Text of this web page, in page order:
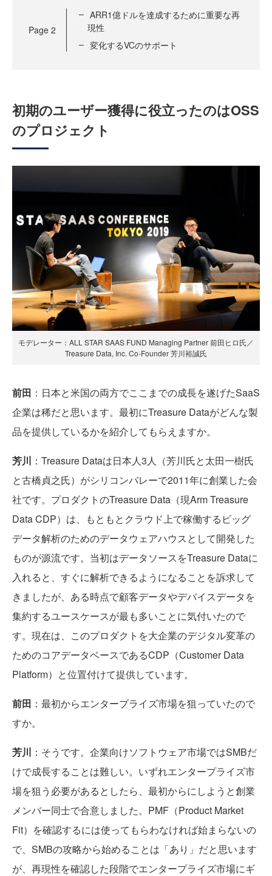
Page 2
ARR1億ドルを達成するために重要な再
現性
変化するVCのサポート
初期のユーザー獲得に役立ったのはOSS
のプロジェクト
モデレーター：ALL STAR SAAS FUND Managing Partner 前田ヒロ氏／
Treasure Data, Inc. Co-Founder 芳川裕誠氏
前田 ：日本と米国の両方でここまでの成長を遂げたSaaS
企業は稀だと思います。最初にTreasure Dataがどんな製
品を提供しているかを紹介してもらえますか。
芳川 ：Treasure Dataは日本人3人（芳川氏と太田一樹氏
と古橋貞之氏）がシリコンバレーで2011年に創業した会
社です。プロダクトのTreasure Data（現Arm Treasure
Data CDP）は、もともとクラウド上で稼働するビッグ
データ解析のためのデータウェアハウスとして開発した
ものが源流です。当初はデータソースをTreasure Dataに
入れると、すぐに解析できるようになることを訴求して
きましたが、ある時点で顧客データやデバイスデータを
集約するユースケースが最も多いことに気付いたので
す。現在は、このプロダクトを大企業のデジタル変革の
ためのコアデータベースであるCDP（Customer Data
Platform）と位置付けて提供しています。
前田 ：最初からエンタープライズ市場を狙っていたので
すか。
芳川 ：そうです。企業向けソフトウェア市場ではSMBだ
けで成長することは難しい。いずれエンタープライズ市
場を狙う必要があるとしたら、最初からにしようと創業
メンバー同士で合意しました。PMF（Product Market
Fit）を確認するには使ってもらわなければ始まらないの
で、SMBの攻略から始めることは「あり」だと思います
が、再現性を確認した段階でエンタープライズ市場にギ